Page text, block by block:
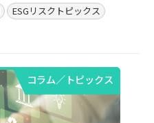
ESGリスクトピックス
コラム／トピックス